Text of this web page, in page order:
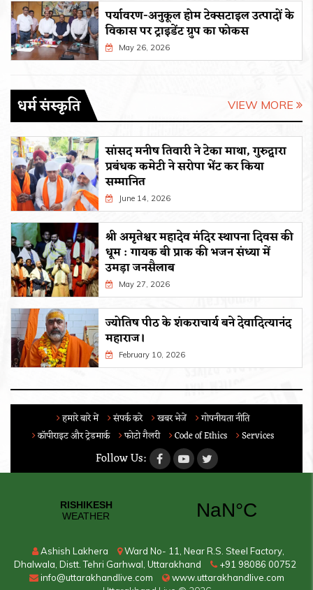
पर्यावरण-अनुकूल होम टेक्सटाइल उत्पादों के
विकास पर ट्राइडेंट ग्रुप का फोकस
May 26, 2026
धर्म संस्कृति VIEW MORE
सांसद मनीष तिवारी ने टेका माथा, गुरुद्वारा
प्रबंधक कमेटी ने सरोपा भेंट कर किया
सम्मानित
June 14, 2026
श्री अमृतेश्वर महादेव मंदिर स्थापना दिवस की
धूम : गायक बी प्राक की भजन संध्या में
उमड़ा जनसैलाब
May 27, 2026
ज्योतिष पीठ के शंकराचार्य बने देवादित्यानंद
महाराज।
February 10, 2026
हमारे बारे में संपर्क करे खबर भेजें
गोपनीयता नीति
कॉपीराइट और ट्रेडमार्क
फोटो गैलरी Code of Ethics Services
Follow Us:
Ashish Lakhera
Ward No- 11, Near R.S. Steel Factory,
Dhalwala, Distt. Tehri Garhwal, Uttarakhand
+91 98086 00752
info@uttarakhandlive.com
www.uttarakhandlive.com